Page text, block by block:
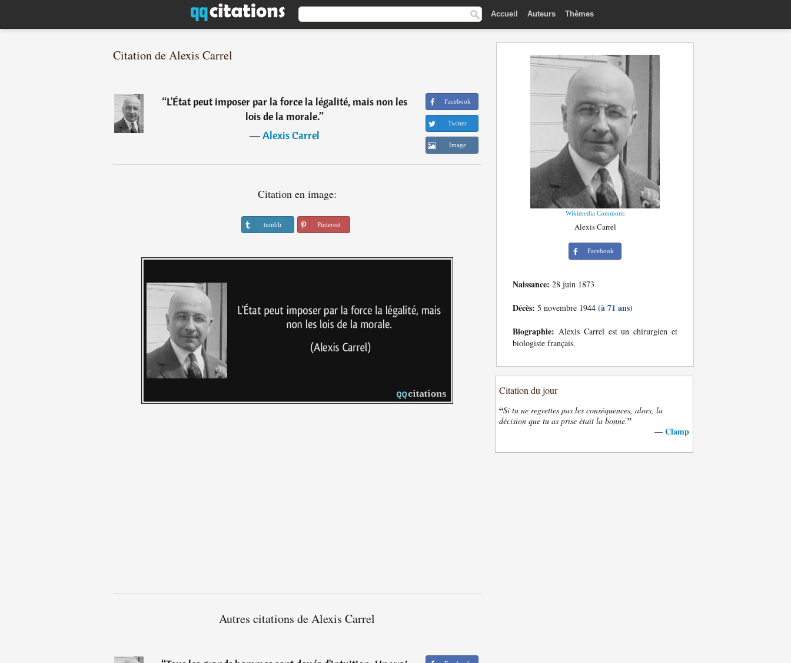
Accueil Auteurs Thèmes
Citation de Alexis Carrel
“L'État peut imposer par la force la légalité, mais non les
lois de la morale.”
―Alexis Carrel
Facebook
Twitter
Image
Citation en image:
tumblr Pinterest
Autres citations de Alexis Carrel
Wikimedia Commons
Alexis Carrel
Facebook
Naissance: 28 juin 1873
Décès: 5 novembre 1944 (à 71 ans)
Biographie: Alexis Carrel est un chirurgien et
biologiste français.
Citation du jour
“Si tu ne regrettes pas les conséquences, alors, la
décision que tu as prise était la bonne.”
— Clamp